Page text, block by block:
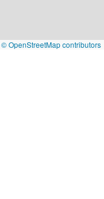
© OpenStreetMap contributors